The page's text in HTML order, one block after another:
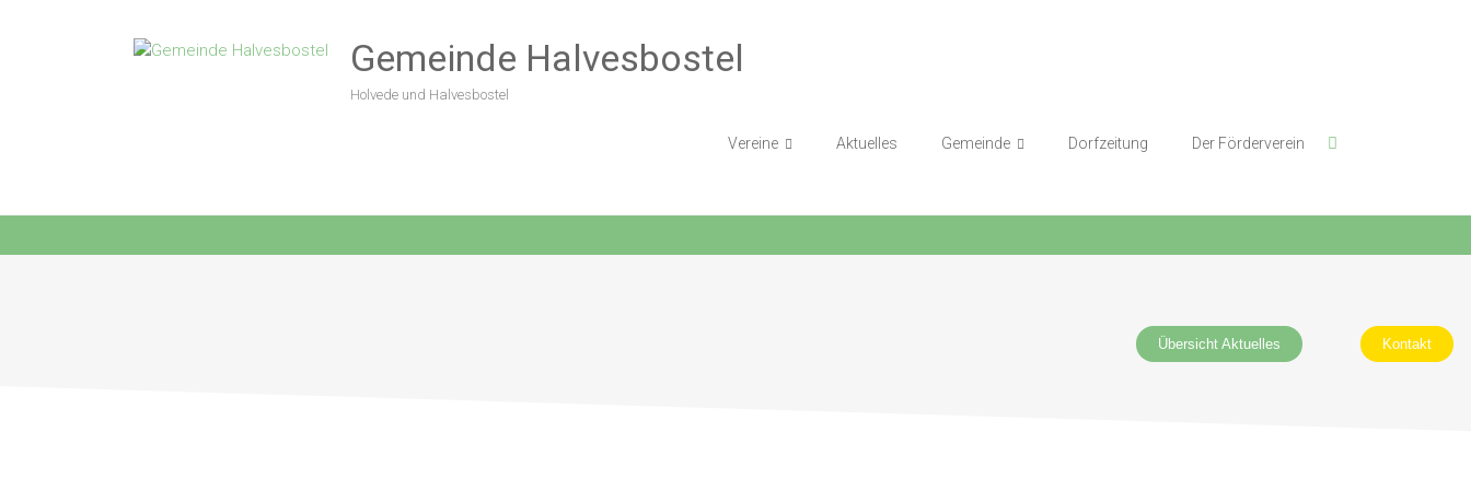
Gemeinde Halvesbostel
Holvede und Halvesbostel
Vereine Aktuelles Gemeinde Dorfzeitung Der Förderverein
Übersicht Aktuelles Kontakt